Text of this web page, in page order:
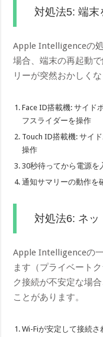
対処法5: 端末
Apple Intelligenceの
場合、端末の再起動
リーが突然おかしく
Face ID搭載機: サイド
フスライダーを操作
Touch ID搭載機: サイ
操作
30秒待ってから電源を
通知サマリーの動作を
対処法6: ネッ
Apple Intelligenceの
ます（プライベート
ク接続が不安定な場
ことがあります。
Wi-Fiが安定して接続